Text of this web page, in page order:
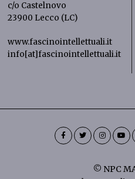
c/o Castelnovo
23900 Lecco (LC)
www.fascinointellettuali.it
info[at]fascinointellettuali.it
© NPC